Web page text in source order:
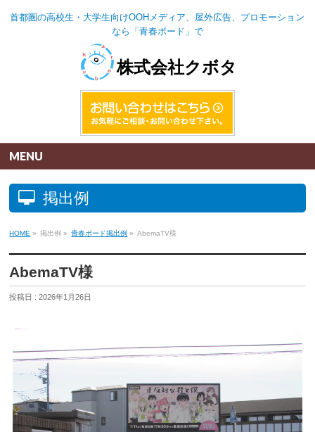
首都圏の高校生・大学生向けOOHメディア、屋外広告、プロモーション
なら「青春ボード」で
株式会社クボタ
MENU
掲出例
HOME » 掲出例 » 青春ボード掲出例 » AbemaTV様
AbemaTV様
投稿日 : 2026年1月26日